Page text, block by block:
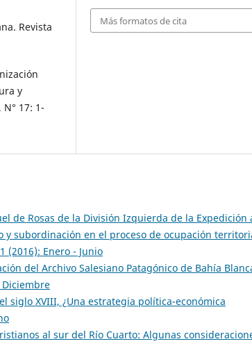
Revista
y
17: 1-
Más formatos de cita
de Rosas de la División Izquierda de la Expedición
y subordinación en el proceso de ocupación
(2016): Enero - Junio
del Archivo Salesiano Patagónico de Bahía
Diciembre
siglo XVIII, ¿Una estrategia política-económica
al sur del Río Cuarto: Algunas